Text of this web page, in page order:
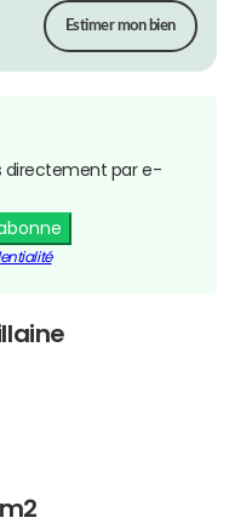
Estimer mon bien
directement par e-